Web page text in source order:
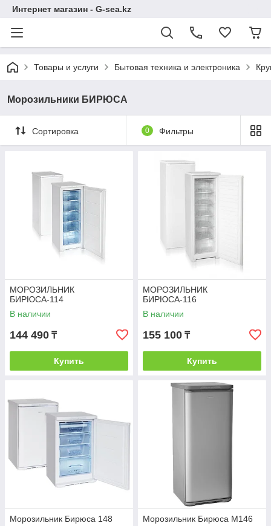
Интернет магазин - G-sea.kz
Товары и услуги Бытовая техника и электроника
Морозильники БИРЮСА
Сортировка 0 Фильтры
МОРОЗИЛЬНИК
БИРЮСА-114
В наличии
144 490 ₸
Купить
МОРОЗИЛЬНИК
БИРЮСА-116
В наличии
155 100 ₸
Купить
Морозильник Бирюса 148
Морозильник Бирюса M146